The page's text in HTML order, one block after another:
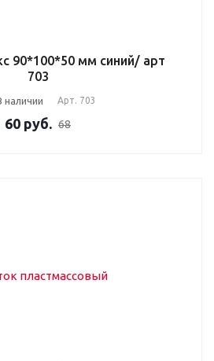
90*100*50 мм синий/ арт
703
наличии Арт. 703
60 руб. 68